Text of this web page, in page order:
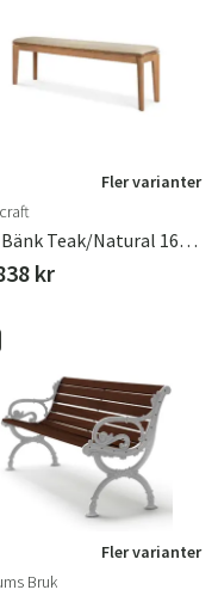
Fler varianter
Bok Bänk Teak/Natural 162x35 Cm
kr
Fler varianter
Bruk